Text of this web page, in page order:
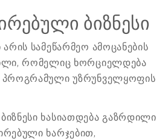
ბიზნესი
სამეწარმეო ამოცანების
რომელიც ხორციელდება
უზრუნველყოფის
ხასიათდება გაზრდილი
ხარჯებით,